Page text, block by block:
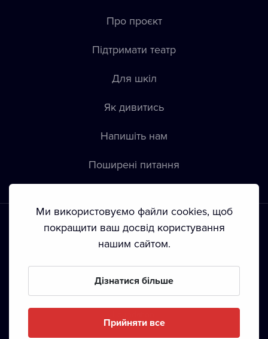
Про проєкт
Підтримати театр
Для шкіл
Як дивитись
Напишіть нам
Пoширені питання
Положення й умови • Конфіденційність • Автoрські права
Ми використовуємо файли cookies, щоб
покращити ваш досвід користування
нашим сайтом.
Дізнатися більше
Прийняти все